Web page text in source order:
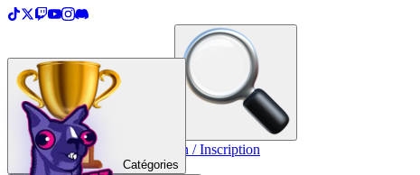
Créer une TopList Connexion / Inscription
Catégories